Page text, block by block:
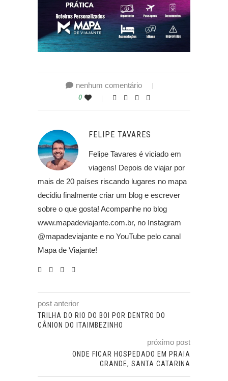
nenhum comentário
0
FELIPE TAVARES
Felipe Tavares é viciado em
viagens! Depois de viajar por
mais de 20 países riscando lugares no mapa
decidiu finalmente criar um blog e escrever
sobre o que gosta! Acompanhe no blog
www.mapadeviajante.com.br, no Instagram
@mapadeviajante e no YouTube pelo canal
Mapa de Viajante!
post anterior
TRILHA DO RIO DO BOI POR DENTRO DO
CÂNION DO ITAIMBEZINHO
próximo post
ONDE FICAR HOSPEDADO EM PRAIA
GRANDE, SANTA CATARINA